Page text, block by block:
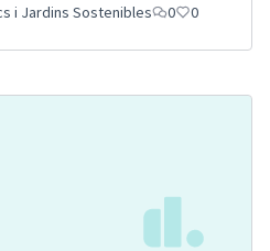
i Jardins Sostenibles 0 0